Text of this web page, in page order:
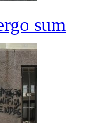
sum